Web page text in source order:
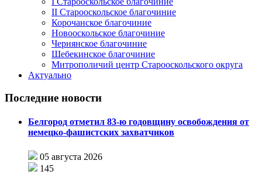
II Старооскольское благочиние
Корочанское благочиние
Новооскольское благочиние
Чернянское благочиние
Шебекинское благочиние
Митрополичий центр Старооскольского округа
Актуально
Последние новости
Белгород отметил 83-ю годовщину освобождения от
немецко-фашистских захватчиков
05 августа 2026
145